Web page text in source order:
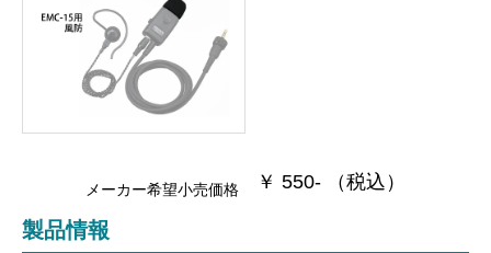
メーカー希望小売価格 ￥ 550- （税込）
製品情報